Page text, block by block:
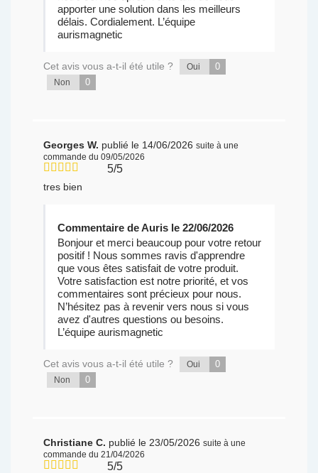
apporter une solution dans les meilleurs
délais. Cordialement. L’équipe
aurismagnetic
Cet avis vous a-t-il été utile ? Oui 0
Non 0
Georges W. publié le 14/06/2026 suite à une
commande du 09/05/2026
5/5
tres bien
Commentaire de Auris le 22/06/2026
Bonjour et merci beaucoup pour votre retour
positif ! Nous sommes ravis d'apprendre
que vous êtes satisfait de votre produit.
Votre satisfaction est notre priorité, et vos
commentaires sont précieux pour nous.
N’hésitez pas à revenir vers nous si vous
avez d'autres questions ou besoins.
L’équipe aurismagnetic
Cet avis vous a-t-il été utile ? Oui 0
Non 0
Christiane C. publié le 23/05/2026 suite à une
commande du 21/04/2026
5/5